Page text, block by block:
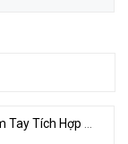
ZTE U60 Pro | Bộ Phát 5G Cầm Tay Tích Hợp Công Nghệ WiFi 7, Pin 10000mAh